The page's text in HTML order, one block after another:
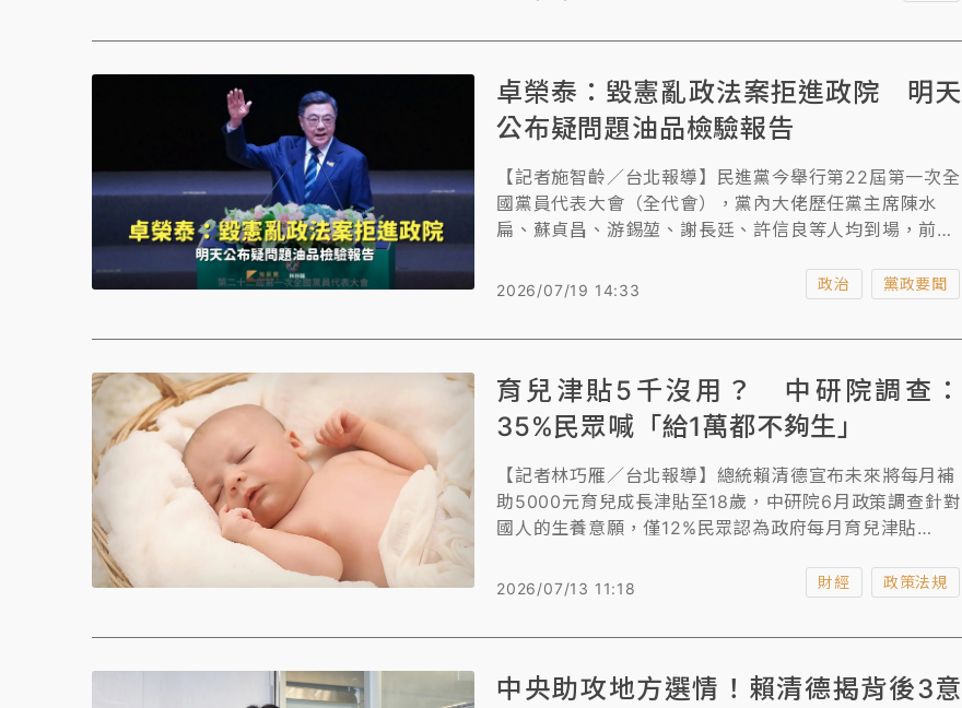
卓榮泰：毀憲亂政法案拒進政院 明天
公布疑問題油品檢驗報告
【記者施智齡／台北報導】民進黨今舉行第22屆第一次全
國黨員代表大會（全代會），黨內大佬歷任黨主席陳水
扁、蘇貞昌、游錫堃、謝長廷、許信良等人均到場，前總
在全代會致詞時宣布，明天（20日）將向國人清楚報告通
民食安放在最優先。
2026/07/19 14:33 政治 黨政要聞
育兒津貼5千沒用？ 中研院調查：
35%民眾喊「給1萬都不夠生」
【記者林巧雁／台北報導】總統賴清德宣布未來將每月補
助5000元育兒成長津貼至18歲，中研院6月政策調查針對
國人的生養意願，僅12%民眾認為政府每月育兒津貼
不夠。
2026/07/13 11:18 財經 政策法規
中央助攻地方選情！賴清德揭背後3意